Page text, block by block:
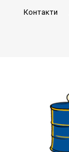
Контакти